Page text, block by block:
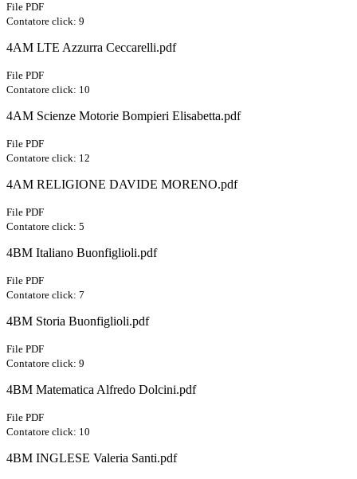
File PDF
Contatore click: 9
4AM LTE Azzurra Ceccarelli.pdf
File PDF
Contatore click: 10
4AM Scienze Motorie Bompieri Elisabetta.pdf
File PDF
Contatore click: 12
4AM RELIGIONE DAVIDE MORENO.pdf
File PDF
Contatore click: 5
4BM Italiano Buonfiglioli.pdf
File PDF
Contatore click: 7
4BM Storia Buonfiglioli.pdf
File PDF
Contatore click: 9
4BM Matematica Alfredo Dolcini.pdf
File PDF
Contatore click: 10
4BM INGLESE Valeria Santi.pdf